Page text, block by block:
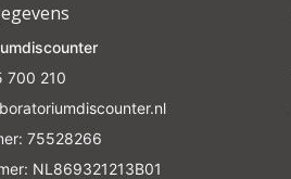
700 210
75528266
NL869321213B01